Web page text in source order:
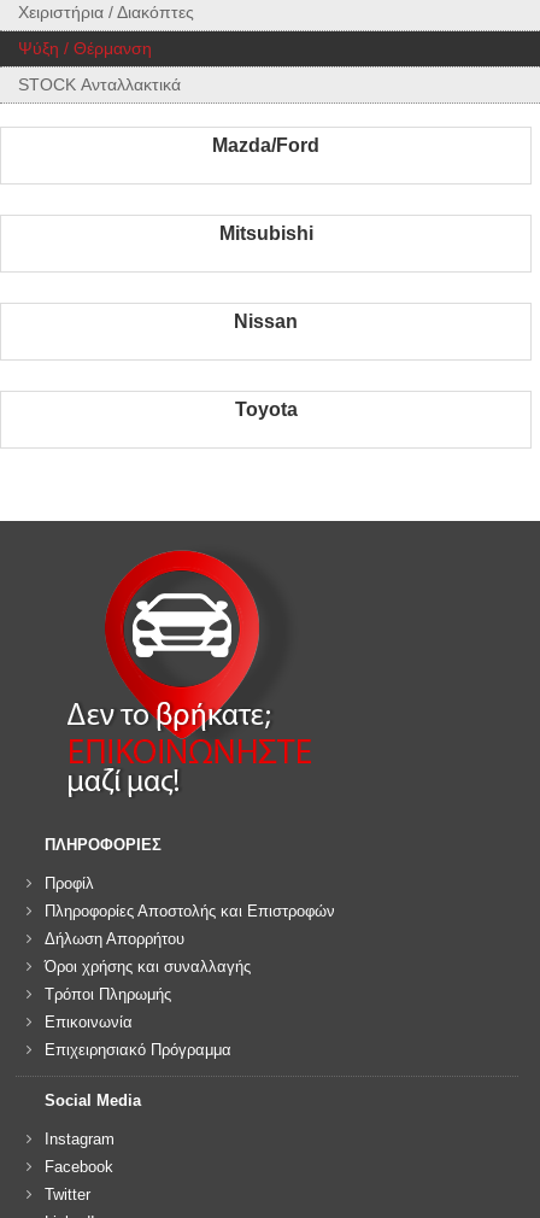
Χειριστήρια / Διακόπτες
Ψύξη / Θέρμανση
STOCK Ανταλλακτικά
Mazda/Ford
Mitsubishi
Nissan
Toyota
ΠΛΗΡΟΦΟΡΙΕΣ
Προφίλ
Πληροφορίες Αποστολής και Επιστροφών
Δήλωση Απορρήτου
Όροι χρήσης και συναλλαγής
Τρόποι Πληρωμής
Επικοινωνία
Επιχειρησιακό Πρόγραμμα
Social Media
Instagram
Facebook
Twitter